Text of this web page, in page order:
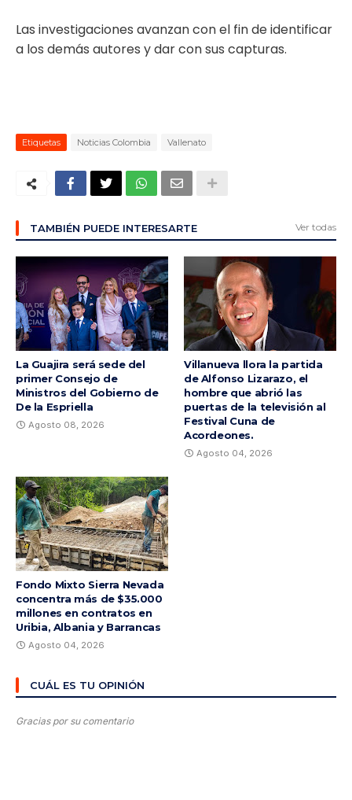
Las investigaciones avanzan con el fin de identificar
a los demás autores y dar con sus capturas.
Etiquetas Noticias Colombia Vallenato
TAMBIÉN PUEDE INTERESARTE Ver todas
La Guajira será sede del
primer Consejo de
Ministros del Gobierno de
De la Espriella
Agosto 08, 2026
Villanueva llora la partida
de Alfonso Lizarazo, el
hombre que abrió las
puertas de la televisión al
Festival Cuna de
Acordeones.
Agosto 04, 2026
Fondo Mixto Sierra Nevada
concentra más de $35.000
millones en contratos en
Uribia, Albania y Barrancas
Agosto 04, 2026
CUÁL ES TU OPINIÓN
Gracias por su comentario